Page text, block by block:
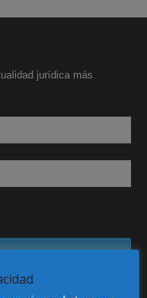
jurídica más
con el objeto exclusivo de dar